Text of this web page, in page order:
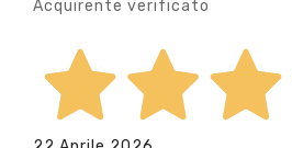
Acquirente verificato